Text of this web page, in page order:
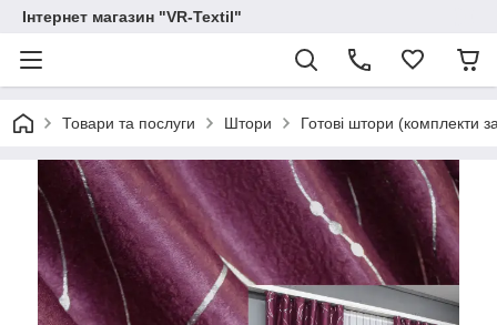
Інтернет магазин "VR-Textil"
Товари та послуги Штори Готові штори (комплекти